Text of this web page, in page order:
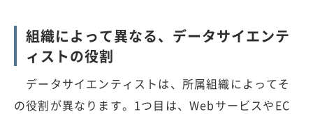
組織によって異なる、データサイエンテ
ィストの役割
データサイエンティストは、所属組織によってそ
の役割が異なります。1つ目は、WebサービスやEC